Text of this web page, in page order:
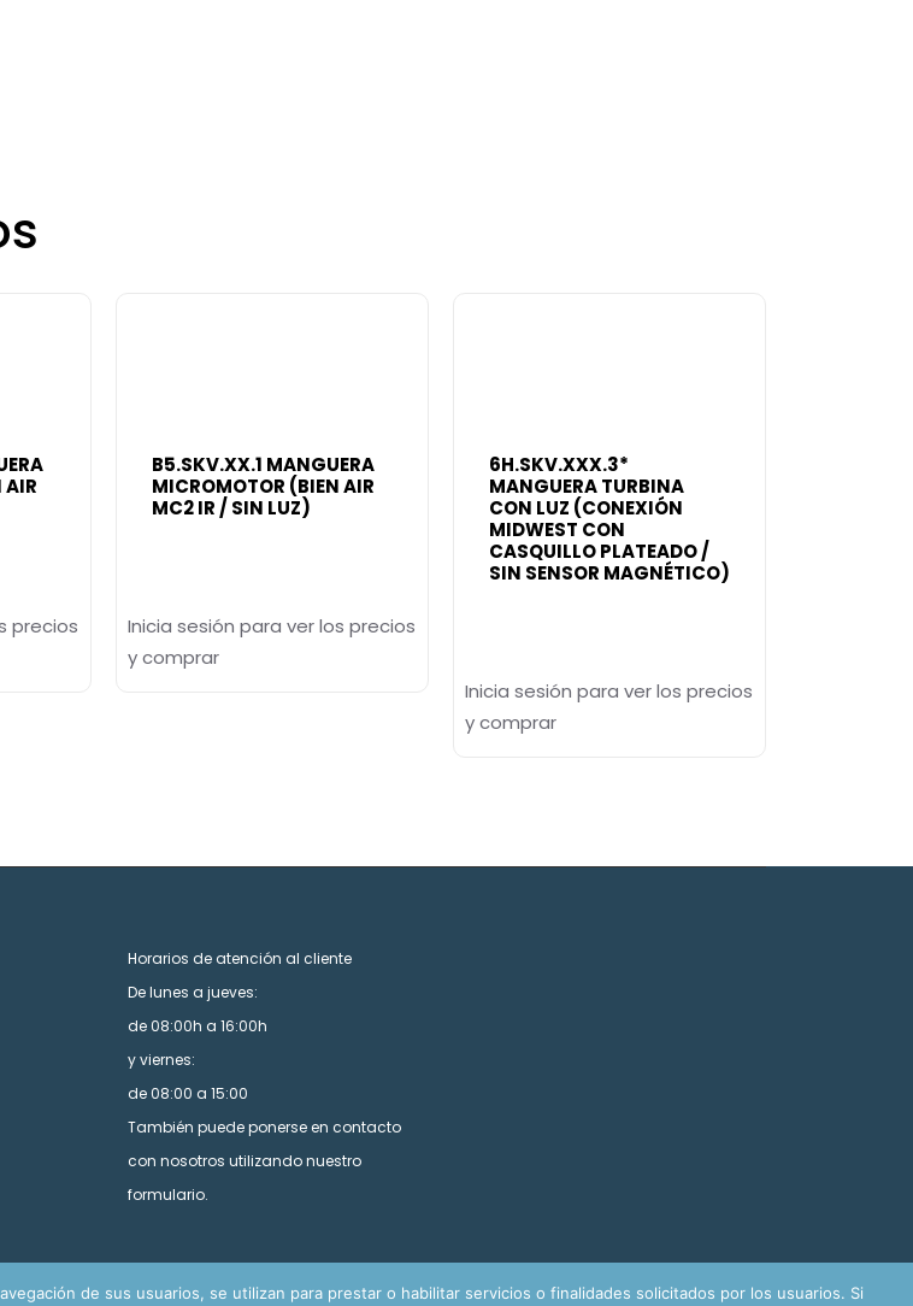
AIR
precios
B5.SKV.XX.1 MANGUERA
MICROMOTOR (BIEN AIR
MC2 IR / SIN LUZ)
Inicia sesión para ver los precios
y comprar
6H.SKV.XXX.3*
MANGUERA TURBINA
CON LUZ (CONEXIÓN
MIDWEST CON
CASQUILLO PLATEADO /
SIN SENSOR MAGNÉTICO)
Inicia sesión para ver los precios
y comprar
Horarios de atención al cliente
De lunes a jueves:
de 08:00h a 16:00h
y viernes:
de 08:00 a 15:00
También puede ponerse en contacto
con nosotros utilizando nuestro
formulario.
de sus usuarios, se utilizan para prestar o habilitar servicios o finalidades solicitados por los usuarios. Si